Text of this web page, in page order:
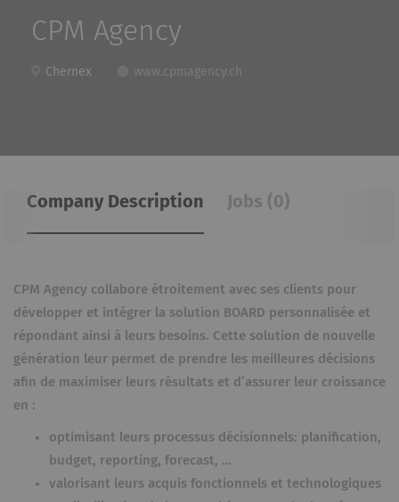
CPM Agency
Chernex www.cpmagency.ch
Company Description Jobs (0)
CPM Agency collabore étroitement avec ses clients pour
développer et intégrer la solution BOARD personnalisée et
répondant ainsi à leurs besoins. Cette solution de nouvelle
génération leur permet de prendre les meilleures décisions
afin de maximiser leurs résultats et d’assurer leur croissance
en :
optimisant leurs processus décisionnels: planification,
budget, reporting, forecast, …
valorisant leurs acquis fonctionnels et technologiques